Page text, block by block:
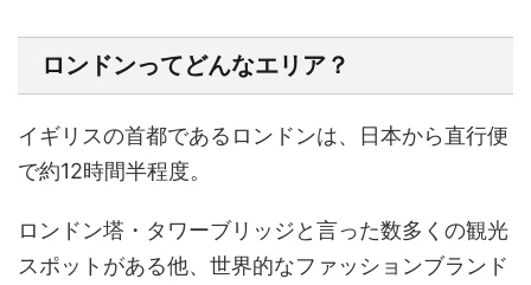
ロンドンってどんなエリア？
イギリスの首都であるロンドンは、日本から直行便
で約12時間半程度。
ロンドン塔・タワーブリッジと言った数多くの観光
スポットがある他、世界的なファッションブランド